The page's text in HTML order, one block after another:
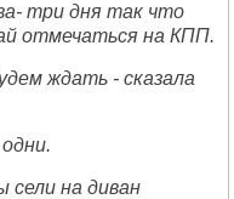
три дня так что
отмечаться на КПП.
ждать - сказала
сели на диван